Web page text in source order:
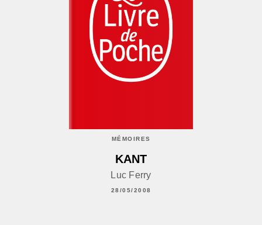
MÉMOIRES
KANT
Luc Ferry
28/05/2008